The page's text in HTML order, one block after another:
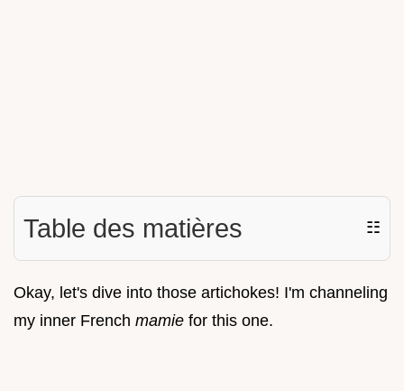
Table des matières ☷
Okay, let's dive into those artichokes! I'm channeling
my inner French mamie for this one.